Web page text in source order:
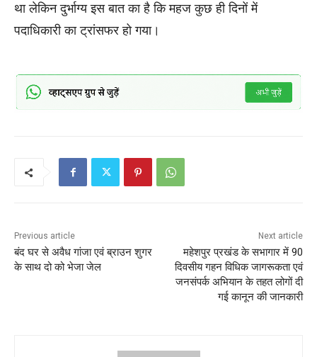
था लेकिन दुर्भाग्य इस बात का है कि महज कुछ ही दिनों में
पदाधिकारी का ट्रांसफर हो गया।
Previous article
बंद घर से अवैध गांजा एवं ब्राउन शुगर
के साथ दो को भेजा जेल
Next article
महेशपुर प्रखंड के सभागार में 90
दिवसीय गहन विधिक जागरूकता एवं
जनसंपर्क अभियान के तहत लोगों दी
गई कानून की जानकारी